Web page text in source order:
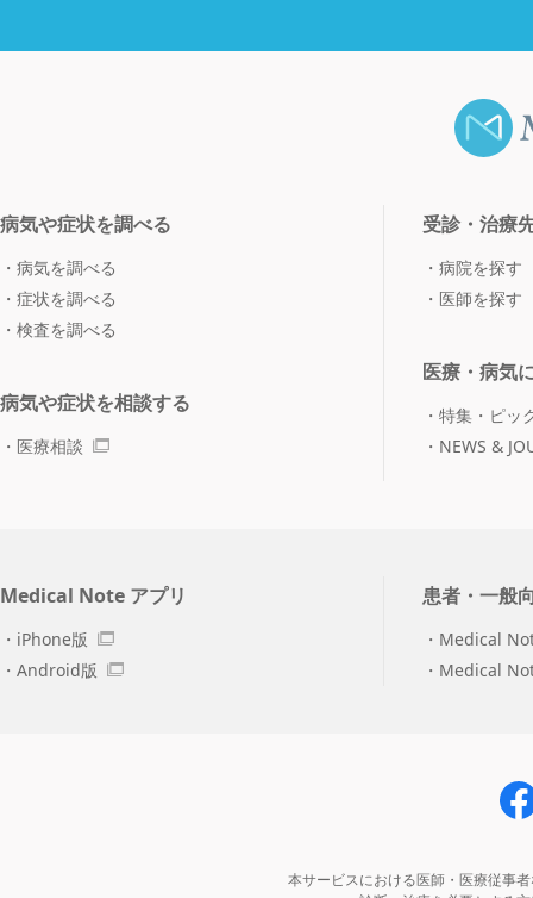
病気や症状を調べる
病気を調べる
症状を調べる
検査を調べる
病気や症状を相談する
医療相談
受診・治療
病院を探す
医師を探す
医療・病気
特集・ピッ
NEWS &
Medical Note アプリ
iPhone版
Android版
患者・一般
Medical
Medical
本サービスにおける医師・医療従事